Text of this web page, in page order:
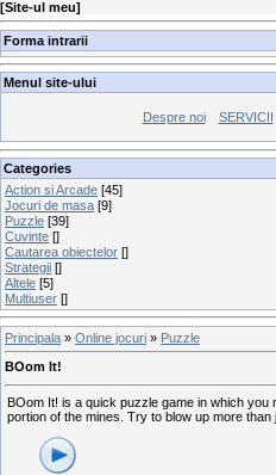
[Site-ul meu]
Forma intrarii
Menul site-ului
Despre noi SERVICII
Categories
Action si Arcade [45]
Jocuri de masa [9]
Puzzle [39]
Cuvinte []
Cautarea obiectelor []
Strategii []
Altele [5]
Multiuser []
Principala » Online jocuri » Puzzle
BOom It!
BOom It! is a quick puzzle game in which
portion of the mines. Try to blow up more